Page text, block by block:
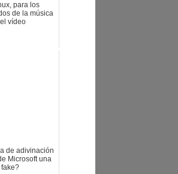
para los
de la música
vídeo
de adivinación
Microsoft una
fake?